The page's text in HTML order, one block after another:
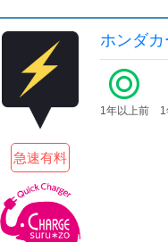
ホンダ
急速有料
1年以上前